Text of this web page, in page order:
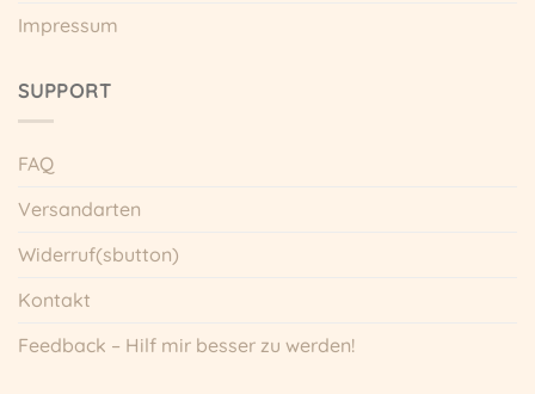
der
gewählt
Impressum
SUPPORT
FAQ
Versandarten
Widerruf(sbutton)
Kontakt
Feedback – Hilf mir besser zu werden!